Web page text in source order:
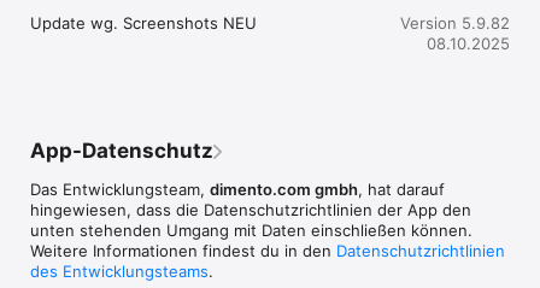
Update wg. Screenshots NEU
Version 5.9.82
08.10.2025
App-Datenschutz
Das Entwicklungsteam, dimento.com gmbh, hat darauf
hingewiesen, dass die Datenschutz­richtlinien der App den
unten stehenden Umgang mit Daten einschließen können.
Weitere Informationen findest du in den Datenschutzrichtlinien
des Entwicklungsteams.